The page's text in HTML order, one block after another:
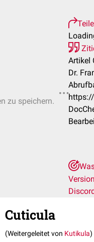
zu speichern.
Artikel
Dr.
Cuticula
(Weitergeleitet von Kutikula)